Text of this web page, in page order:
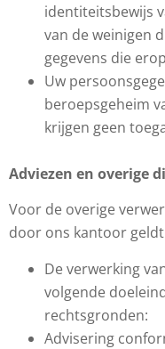
identiteitsbewijs
van de weinigen
gegevens die
Uw
beroepsgeheim
krijgen geen
Adviezen en overige
Voor de overige
door ons kantoor
De verwerking
volgende
rechtsgronden:
Advisering